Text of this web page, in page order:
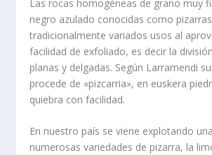
Las rocas homogéneas de grano muy
negro azulado co­nocidas como
tradicionalmente variados usos al
facilidad de exfoliado, es decir la
planas y delgadas. Según Larramendi
procede de «pizcarria», en euskera
quiebra con facilidad.
En nuestro país se viene explotando
numerosas variedades de pizarra, la